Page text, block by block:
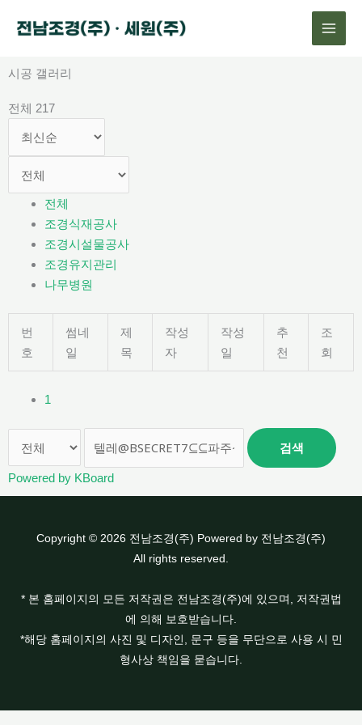
로
너
시공 갤러리
전체 217
전체
조경식재공사
조경시설물공사
조경유지관리
나무병원
번
호
썸네
일
제
목
작성
자
작성
일
추
천
조
회
1
검색
Powered by KBoard
Copyright © 2026 전남조경(주) Powered by 전남조경(주)
All rights reserved.
* 본 홈페이지의 모든 저작권은 전남조경(주)에 있으며, 저작권법
에 의해 보호받습니다.
*해당 홈페이지의 사진 및 디자인, 문구 등을 무단으로 사용 시 민
형사상 책임을 묻습니다.